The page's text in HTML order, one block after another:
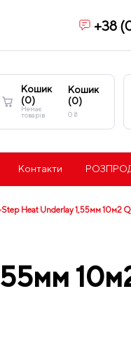
+38
Кошик
(0)
Немає
товарів
Кошик
(0)
0₴
Контакти
Step Heat Underlay 1,55мм 10м2